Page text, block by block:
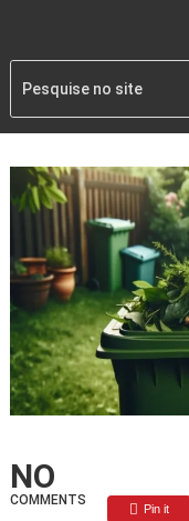
NO
COMMENTS
Pin it